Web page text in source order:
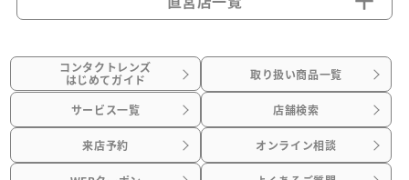
コンタクトレンズ
はじめてガイド 取り扱い商品一覧
サービス一覧 店舗検索
来店予約 オンライン相談